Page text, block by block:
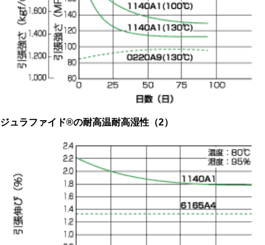
ジュラファイド®の耐高温耐高湿性（2）